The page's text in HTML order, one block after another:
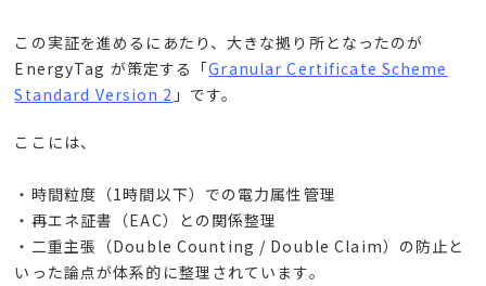
この実証を進めるにあたり、大きな拠り所となったのが
EnergyTag が策定する「Granular Certificate Scheme
Standard Version 2 」です。
ここには、
・時間粒度（1時間以下）での電力属性管理
・再エネ証書（EAC）との関係整理
・二重主張（Double Counting / Double Claim）の防止と
いった論点が体系的に整理されています。